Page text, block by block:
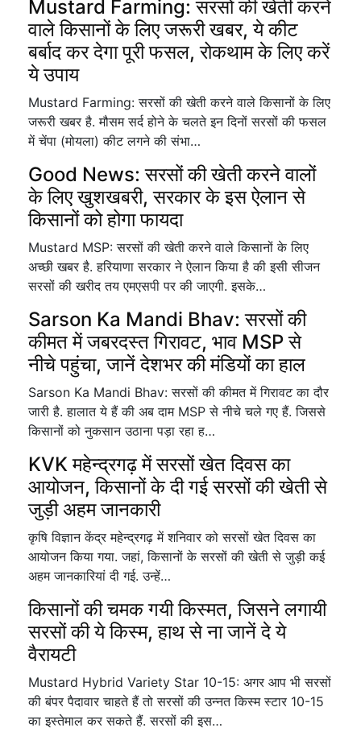
Mustard Farming: सरसों की खेती करने
वाले किसानों के लिए जरूरी खबर, ये कीट
बर्बाद कर देगा पूरी फसल, रोकथाम के लिए करें
ये उपाय
Mustard Farming: सरसों की खेती करने वाले किसानों के लिए
जरूरी खबर है. मौसम सर्द होने के चलते इन दिनों सरसों की फसल
में चेंपा (मोयला) कीट लगने की संभा…
Good News: सरसों की खेती करने वालों
के लिए खुशखबरी, सरकार के इस ऐलान से
किसानों को होगा फायदा
Mustard MSP: सरसों की खेती करने वाले किसानों के लिए
अच्छी खबर है. हरियाणा सरकार ने ऐलान किया है की इसी सीजन
सरसों की खरीद तय एमएसपी पर की जाएगी. इसके…
Sarson Ka Mandi Bhav: सरसों की
कीमत में जबरदस्त गिरावट, भाव MSP से
नीचे पहुंचा, जानें देशभर की मंडियों का हाल
Sarson Ka Mandi Bhav: सरसों की कीमत में गिरावट का दौर
जारी है. हालात ये हैं की अब दाम MSP से नीचे चले गए हैं. जिससे
किसानों को नुकसान उठाना पड़ा रहा ह…
KVK महेन्द्रगढ़ में सरसों खेत दिवस का
आयोजन, किसानों के दी गई सरसों की खेती से
जुड़ी अहम जानकारी
कृषि विज्ञान केंद्र महेन्द्रगढ़ में शनिवार को सरसों खेत दिवस का
आयोजन किया गया. जहां, किसानों के सरसों की खेती से जुड़ी कई
अहम जानकारियां दी गई. उन्हें…
किसानों की चमक गयी किस्मत, जिसने लगायी
सरसों की ये किस्म, हाथ से ना जानें दे ये
वैरायटी
Mustard Hybrid Variety Star 10-15: अगर आप भी सरसों
की बंपर पैदावार चाहते हैं तो सरसों की उन्नत किस्म स्टार 10-15
का इस्तेमाल कर सकते हैं. सरसों की इस…